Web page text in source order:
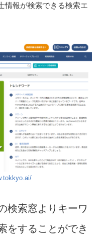
情報が検索できる検索エ
検索窓よりキーワ
をすることができ